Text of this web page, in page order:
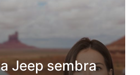
Jeep sembra